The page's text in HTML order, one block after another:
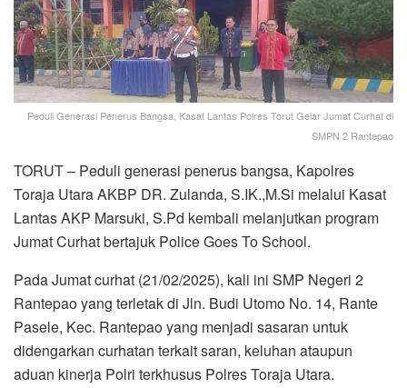
Peduli Generasi Penerus Bangsa, Kasat Lantas Polres Torut Gelar Jumat Curhat di
SMPN 2 Rantepao
TORUT – Peduli generasi penerus bangsa, Kapolres
Toraja Utara AKBP DR. Zulanda, S.IK.,M.Si melalui Kasat
Lantas AKP Marsuki, S.Pd kembali melanjutkan program
Jumat Curhat bertajuk Police Goes To School.
Pada Jumat curhat (21/02/2025), kali ini SMP Negeri 2
Rantepao yang terletak di Jln. Budi Utomo No. 14, Rante
Pasele, Kec. Rantepao yang menjadi sasaran untuk
didengarkan curhatan terkait saran, keluhan ataupun
aduan kinerja Polri terkhusus Polres Toraja Utara.